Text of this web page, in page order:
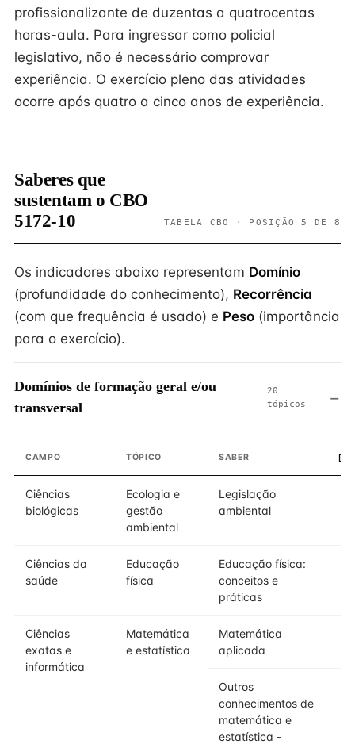
profissionalizante de duzentas a quatrocentas
horas-aula. Para ingressar como policial
legislativo, não é necessário comprovar
experiência. O exercício pleno das atividades
ocorre após quatro a cinco anos de experiência.
Saberes que
sustentam o CBO
5172-10
TABELA CBO · POSIÇÃO 5 DE 8
Os indicadores abaixo representam Domínio
(profundidade do conhecimento), Recorrência
(com que frequência é usado) e Peso (importância
para o exercício).
Domínios de formação geral e/ou
transversal
20
tópicos
CAMPO TÓPICO SABER
Ciências
biológicas
Ecologia e
gestão
ambiental
Legislação
ambiental
Ciências da
saúde
Educação
física
Educação física:
conceitos e
práticas
Ciências
exatas e
informática
Matemática
e estatística
Matemática
aplicada
Outros
conhecimentos de
matemática e
estatística -